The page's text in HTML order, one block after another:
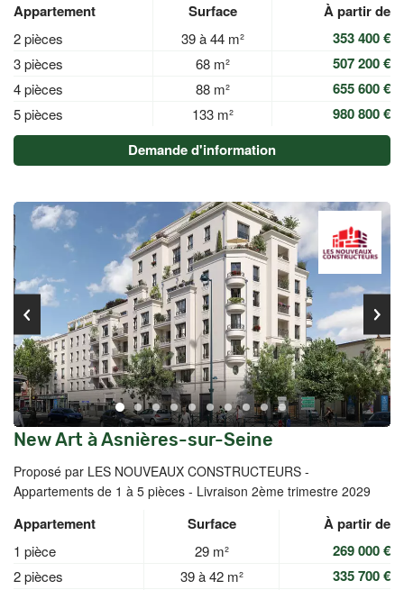
Appartement Surface À partir de
2 pièces 39 à 44 m² 353 400 €
3 pièces 68 m² 507 200 €
4 pièces 88 m² 655 600 €
5 pièces 133 m²
980 800 €
Demande d'information
New Art à Asnières-sur-Seine
Proposé par LES NOUVEAUX CONSTRUCTEURS -
Appartements de 1 à 5 pièces - Livraison 2ème trimestre 2029
Appartement Surface À partir de
1 pièce 29 m² 269 000 €
2 pièces 39 à 42 m² 335 700 €